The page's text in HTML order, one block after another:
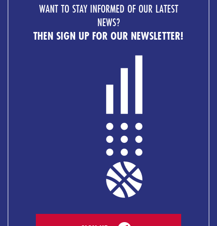
WANT TO STAY INFORMED OF OUR LATEST
NEWS?
THEN SIGN UP FOR OUR NEWSLETTER!